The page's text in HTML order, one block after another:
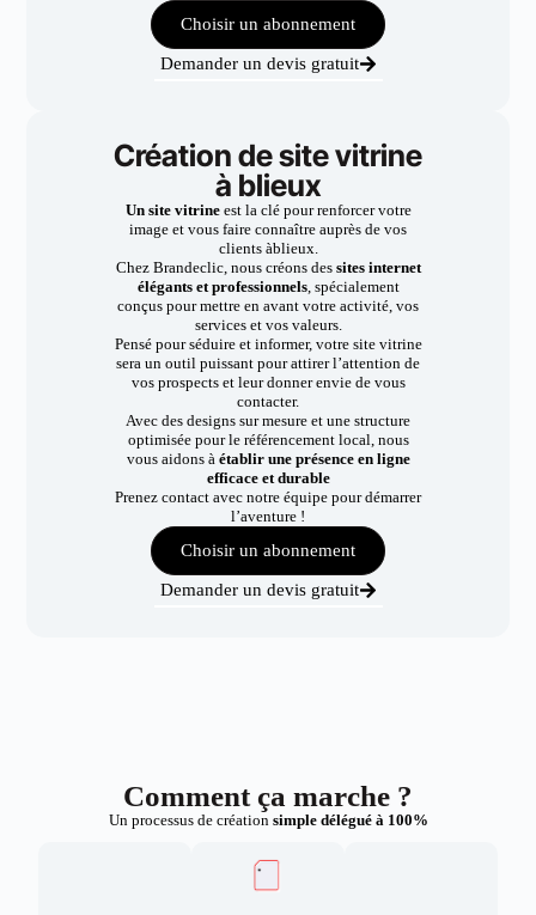
Choisir un abonnement
Demander un devis gratuit
Création de site vitrine
à blieux
Un site vitrineest la clé pour renforcer votre
image et vous faire connaître auprès de vos
clients àblieux.
Chez Brandeclic, nous créons dessites internet
élégants et professionnels, spécialement
conçus pour mettre en avant votre activité, vos
services et vos valeurs.
Pensé pour séduire et informer, votre site vitrine
sera un outil puissant pour attirer l’attention de
vos prospects et leur donner envie de vous
contacter.
Avec des designs sur mesure et une structure
optimisée pour le référencement local, nous
vous aidons à établir une présence en ligne
efficace et durable
Prenez contact avec notre équipe pour démarrer
l’aventure !
Choisir un abonnement
Demander un devis gratuit
Comment ça marche ?
Un processus de création simple délégué à 100%